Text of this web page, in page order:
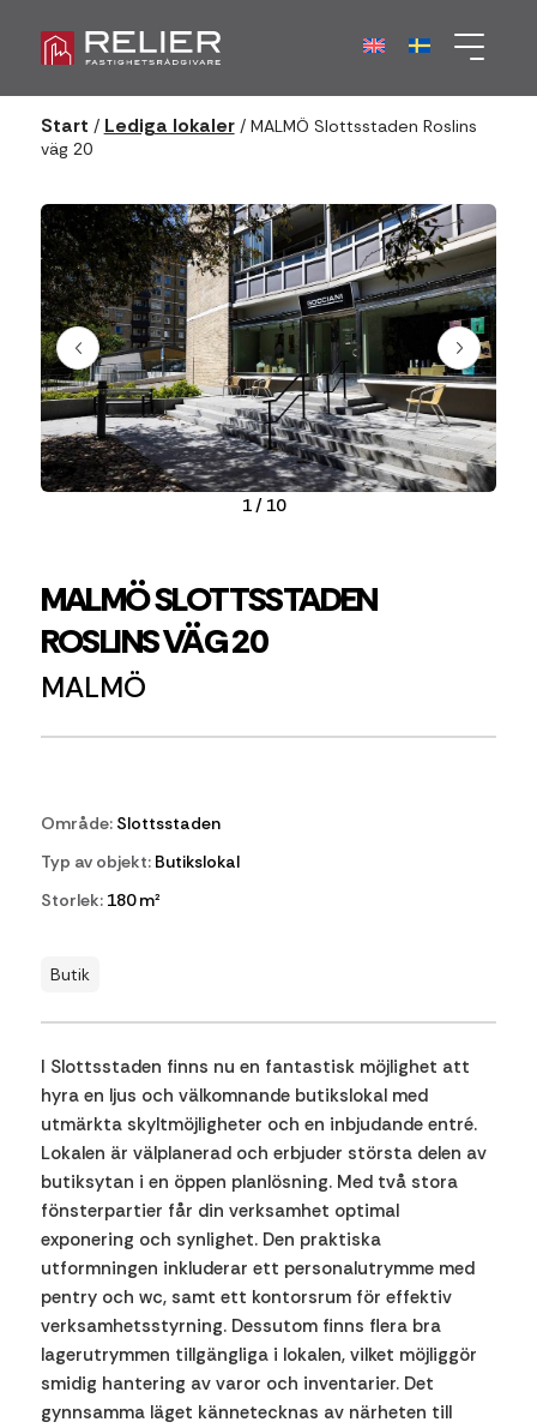
Start / Lediga lokaler/ MALMÖ Slottsstaden Roslins
väg 20
1/ 10
MALMÖ SLOTTSSTADEN
ROSLINS VÄG 20
MALMÖ
Område:Slottsstaden
Typ av objekt:Butikslokal
Storlek:180 m²
Butik
I Slottsstaden finns nu en fantastisk möjlighet att
hyra en ljus och välkomnande butikslokal med
utmärkta skyltmöjligheter och en inbjudande entré.
Lokalen är välplanerad och erbjuder största delen av
butiksytan i en öppen planlösning. Med två stora
fönsterpartier får din verksamhet optimal
exponering och synlighet. Den praktiska
utformningen inkluderar ett personalutrymme med
pentry och wc, samt ett kontorsrum för effektiv
verksamhetsstyrning. Dessutom finns flera bra
lagerutrymmen tillgängliga i lokalen, vilket möjliggör
smidig hantering av varor och inventarier. Det
gynnsamma läget kännetecknas av närheten till